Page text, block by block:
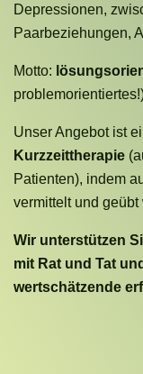
Depressionen,
Paarbeziehungen,
Motto:
Unser Angebot ist
Kurzzeittherapie
Patienten), indem
vermittelt und geübt
Wir unterstützen
mit Rat und Tat
wertschätzende